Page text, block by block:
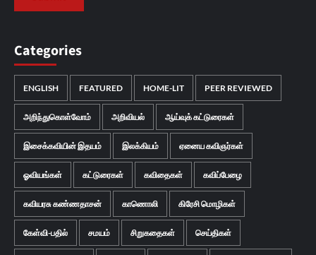
Categories
ENGLISH FEATURED HOME-LIT PEER REVIEWED
அறிந்துகொள்வோம் அறிவியல் ஆய்வுக் கட்டுரைகள்
இசைக்கவியின் இதயம் இலக்கியம் ஏனைய கவிஞர்கள்
ஓவியங்கள் கட்டுரைகள் கவிதைகள் கவிப்பேழை
கவியரசு கண்ணதாசன் காணொலி கிரேசி மொழிகள்
கேள்வி-பதில் சமயம் சிறுகதைகள் செய்திகள்